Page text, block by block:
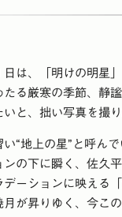
日は、「明けの明星
る厳寒の季節、静謐
と、拙い写真を撮り
“地上の星”と呼んで
の下に瞬く、佐久平
ーションに映える
月が昇りゆく、今こ